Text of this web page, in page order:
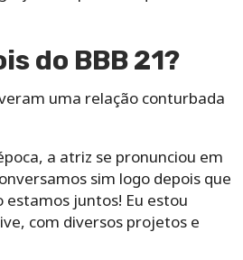
do BBB 21?
uma relação conturbada
a atriz se pronunciou em
sim logo depois que
estamos juntos! Eu estou
com diversos projetos e